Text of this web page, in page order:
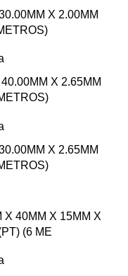
X 2.00MM
X 2.65MM
X 2.65MM
X 40MM X 15MM X
(6 ME